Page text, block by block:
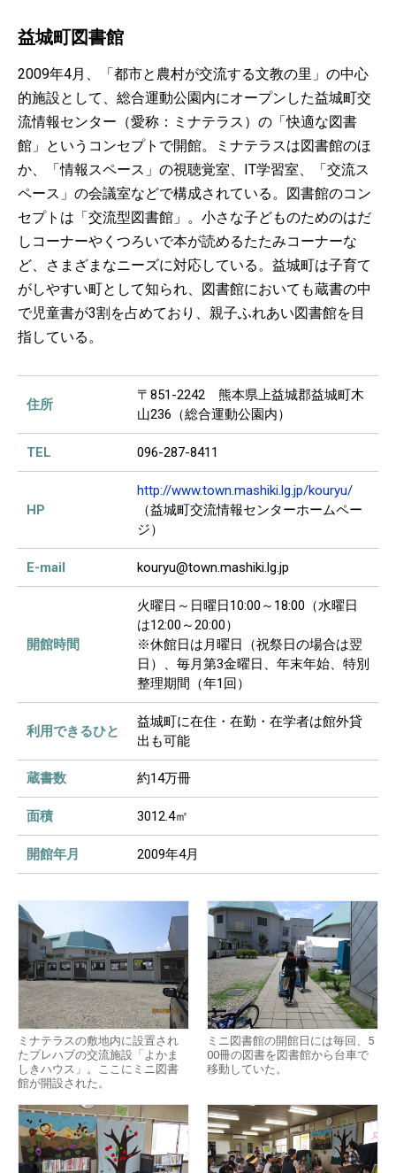
益城町図書館
2009年4月、「都市と農村が交流する文教の里」の中心
的施設として、総合運動公園内にオープンした益城町交
流情報センター（愛称：ミナテラス）の「快適な図書
館」というコンセプトで開館。ミナテラスは図書館のほ
か、「情報スペース」の視聴覚室、IT学習室、「交流ス
ペース」の会議室などで構成されている。図書館のコン
セプトは「交流型図書館」。小さな子どものためのはだ
しコーナーやくつろいで本が読めるたたみコーナーな
ど、さまざまなニーズに対応している。益城町は子育て
がしやすい町として知られ、図書館においても蔵書の中
で児童書が3割を占めており、親子ふれあい図書館を目
指している。
住所
〒851-2242 熊本県上益城郡益城町木
山236（総合運動公園内）
TEL 096-287-8411
HP
http://www.town.mashiki.lg.jp/kouryu/
（益城町交流情報センターホームペー
ジ）
E-mail kouryu@town.mashiki.lg.jp
開館時間
火曜日～日曜日10:00～18:00（水曜日
は12:00～20:00）
※休館日は月曜日（祝祭日の場合は翌
日）、毎月第3金曜日、年末年始、特別
整理期間（年1回）
利用できるひと
益城町に在住・在勤・在学者は館外貸
出も可能
蔵書数 約14万冊
面積 3012.4㎡
開館年月 2009年4月
ミナテラスの敷地内に設置され
たプレハブの交流施設「よかま
しきハウス」。ここにミニ図書
館が開設された。
ミニ図書館の開館日には毎回、5
00冊の図書を図書館から台車で
移動していた。